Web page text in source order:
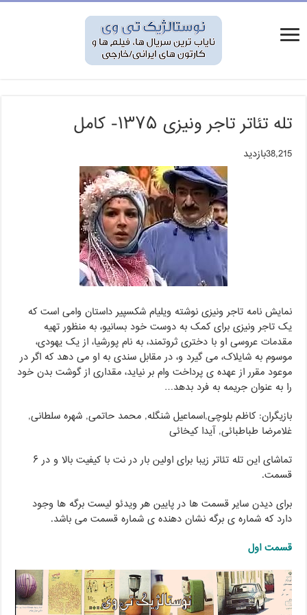
تله تئاتر تاجر ونیزی ۱۳۷۵- کامل
38,215بازدید
نمایش نامه تاجر ونیزی نوشته ویلیام شکسپیر داستان وامی است که
یک تاجر ونیزی برای کمک به دوست خود بسانیو، به منظور تهیه
مقدمات عروسی او با دختری ثروتمند، به نام پورشیا، از یک یهودی،
موسوم به شایلاک، می گیرد و، در مقابل سندی به او می دهد که اگر در
موعود مقرر از عهده ی پرداخت وام بر نیاید، مقداری از گوشت بدن خود
را به عنوان جریمه به فرد بدهد…
بازیگران: کاظم بلوچی,اسماعیل شنگله, محمد حاتمی, شهره سلطانی,
غلامرضا طباطبائی, آیدا کیخائی
تماشای این تله تئاتر زیبا برای اولین بار در نت با کیفیت بالا و در ۶
قسمت.
برای دیدن سایر قسمت ها در پایین هر ویدئو لیست برگه ها وجود
دارد که شماره ی برگه نشان دهنده ی شماره قسمت می باشد.
قسمت اول